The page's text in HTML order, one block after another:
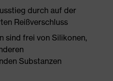
durch auf der
Reißverschluss
sind frei von Silikonen,
Substanzen